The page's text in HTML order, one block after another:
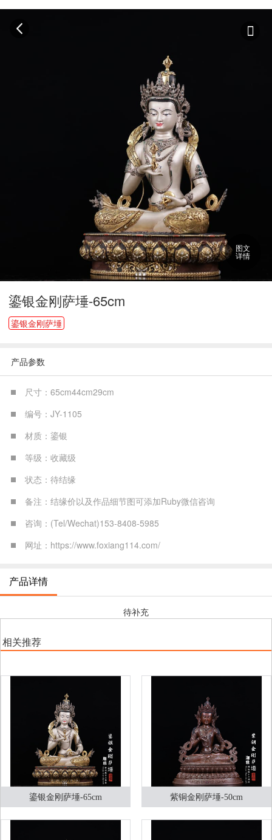
图文
详情
鎏银金刚萨埵-65cm
鎏银金刚萨埵
产品参数
尺寸：65cm44cm29cm
编号：JY-1105
材质：鎏银
等级：收藏级
状态：待结缘
备注：结缘价以及作品细节图可添加Ruby微信咨询
咨询：(Tel/Wechat)153-8408-5985
网址：https://www.foxiang114.com/
产品详情
待补充
相关推荐
鎏银金刚萨埵-65cm 紫铜金刚萨埵-50cm